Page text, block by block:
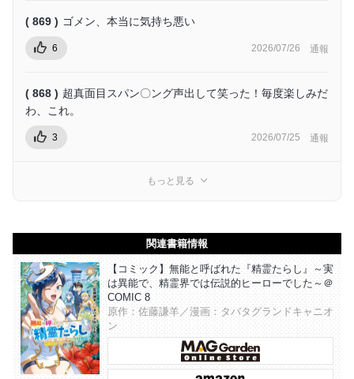
( 869 ) ゴメン、本当に気持ち悪い
6 2026/07/26 通報
( 868 ) 超真面目スパン〇ング声出して笑った！毎度楽しみだ
わ、これ。
3 2026/07/25 通報
もっと見る
関連書籍情報
【コミック】無能と呼ばれた『精霊たらし』～実
は異能で、精霊界では伝説的ヒーローでした～＠
COMIC 8
原作：佐藤謙羊／漫画：タバタグランドキャニオ
ン